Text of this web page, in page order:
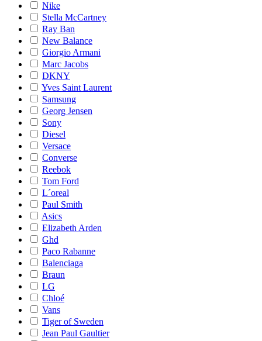
Nike
Stella McCartney
Ray Ban
New Balance
Giorgio Armani
Marc Jacobs
DKNY
Yves Saint Laurent
Samsung
Georg Jensen
Sony
Diesel
Versace
Converse
Reebok
Tom Ford
L´oreal
Paul Smith
Asics
Elizabeth Arden
Ghd
Paco Rabanne
Balenciaga
Braun
LG
Chloé
Vans
Tiger of Sweden
Jean Paul Gaultier